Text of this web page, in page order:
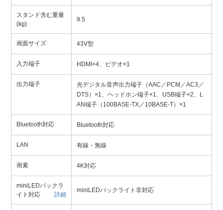
スタンド含む重量
(kg)
9.5
画面サイズ 43V型
入力端子 HDMI×4、ビデオ×1
出力端子
光デジタル音声出力端子（AAC／PCM／AC3／
DTS）×1、ヘッドホン端子×1、USB端子×2、L
AN端子（100BASE-TX／10BASE-T）×1
Bluetooth対応 Bluetooth対応
LAN 有線・無線
画素 4K対応
miniLEDバックラ
イト対応
詳細
miniLEDバックライト非対応